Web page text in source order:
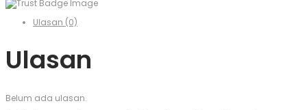
Ulasan (0)
Ulasan
Belum ada ulasan.